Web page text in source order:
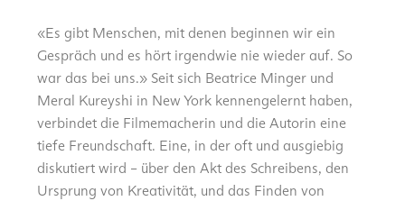
«Es gibt Menschen, mit denen beginnen wir ein
Gespräch und es hört irgendwie nie wieder auf. So
war das bei uns.» Seit sich Beatrice Minger und
Meral Kureyshi in New York kennengelernt haben,
verbindet die Filmemacherin und die Autorin eine
tiefe Freundschaft. Eine, in der oft und ausgiebig
diskutiert wird – über den Akt des Schreibens, den
Ursprung von Kreativität, und das Finden von